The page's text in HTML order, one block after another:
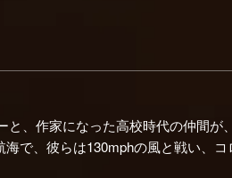
、作家になった高校時代の仲間が
で、彼らは130mphの風と戦い、